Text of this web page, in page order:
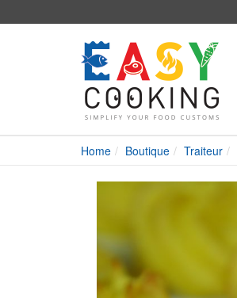
Home Boutique Traiteur